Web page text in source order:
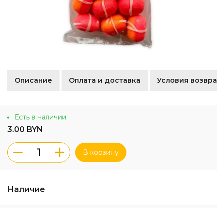
Описание Оплата и доставка Условия
Есть в наличии
3.00 BYN
В корзину
Наличие